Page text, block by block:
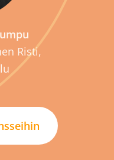
Risti,